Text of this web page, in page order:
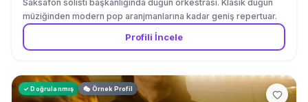
Saksafon solisti başkanlığında düğün orkestrası. Klasik düğün
müziğinden modern pop aranjmanlarına kadar geniş repertuar.
Profili İncele
✓ Doğrulanmış 🎭 Örnek Profil